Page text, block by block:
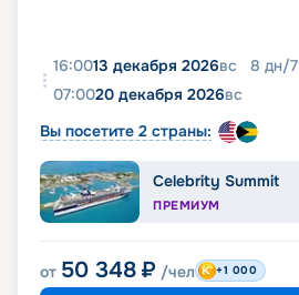
16:0013 декабря 2026вс 8 дн/7
07:0020 декабря 2026вс
Вы посетите 2 страны:
Celebrity Summit
ПРЕМИУМ
от 50 348 ₽ /чел +1 000